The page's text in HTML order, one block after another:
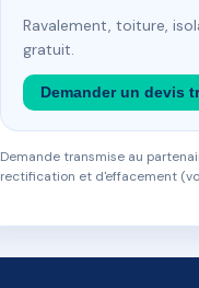
Ravalement, toiture,
gratuit.
Demander un devis
Demande transmise au
rectification et d'effacement